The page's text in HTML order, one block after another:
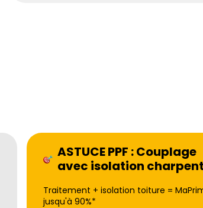
ASTUCE PPF : Couplage
avec isolation
Traitement + isolation toiture =
jusqu'à 90%*